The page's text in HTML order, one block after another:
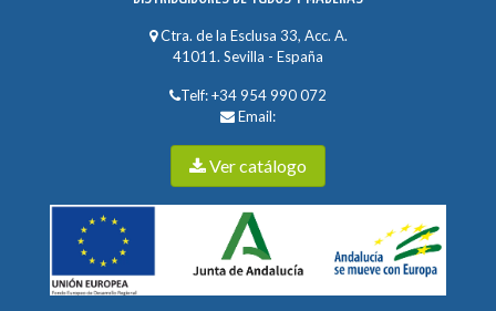
Ctra. de la Esclusa 33, Acc. A.
41011. Sevilla - España
Telf:+34 954 990 072
Email:
Ver catálogo